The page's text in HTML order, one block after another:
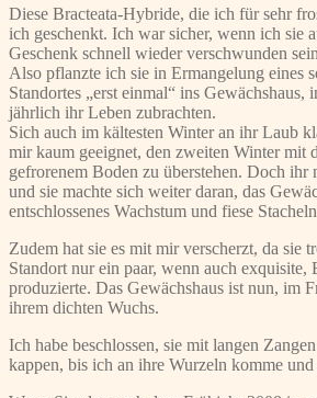
Diese Bracteata-Hybride, die ich für sehr
ich geschenkt. Ich war sicher, wenn ich sie
Geschenk schnell wieder verschwunden
Also pflanzte ich sie in Ermangelung eines
Standortes „erst einmal“ ins Gewächshaus,
jährlich ihr Leben zubrachten.
Sich auch im kältesten Winter an ihr Laub
mir kaum geeignet, den zweiten Winter mit
gefrorenem Boden zu überstehen. Doch ihr
und sie machte sich weiter daran, das
entschlossenes Wachstum und fiese
Zudem hat sie es mit mir verscherzt, da sie
Standort nur ein paar, wenn auch exquisite,
produzierte. Das Gewächshaus ist nun, im
ihrem dichten Wuchs.
Ich habe beschlossen, sie mit langen
kappen, bis ich an ihre Wurzeln komme und